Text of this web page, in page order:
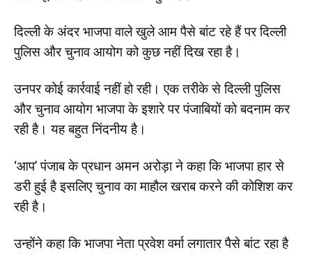
दिल्ली के अंदर भाजपा वाले खुले आम पैसे बांट रहे हैं पर दिल्ली
पुलिस और चुनाव आयोग को कुछ नहीं दिख रहा है।
उनपर कोई कार्रवाई नहीं हो रही। एक तरीके से दिल्ली पुलिस
और चुनाव आयोग भाजपा के इशारे पर पंजाबियों को बदनाम कर
रही है। यह बहुत निंदनीय है।
‘आप’ पंजाब के प्रधान अमन अरोड़ा ने कहा कि भाजपा हार से
डरी हुई है इसलिए चुनाव का माहौल खराब करने की कोशिश कर
रही है।
उन्होंने कहा कि भाजपा नेता प्रवेश वर्मा लगातार पैसे बांट रहा है